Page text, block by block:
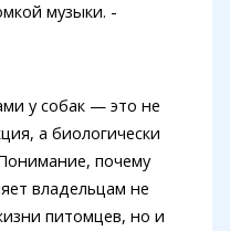
у собак — это не
а биологически
почему
владельцам не
питомцев, но и